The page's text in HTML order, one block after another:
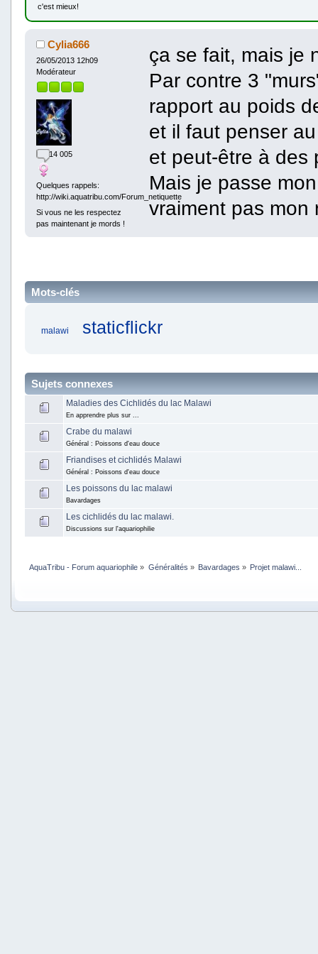
c'est mieux!
Cylia666
26/05/2013 12h09
Modérateur
14 005
Quelques rappels:
http://wiki.aquatribu.com/Forum_netiquette
Si vous ne les respectez
pas maintenant je mords !
ça se fait, mais je
Par contre 3
rapport au poids
et il faut penser
et peut-être à des
Mais je passe
vraiment pas mon
Mots-clés
malawi staticflickr
Sujets connexes
Maladies des Cichlidés du lac Malawi
En apprendre plus sur ...
Crabe du malawi
Général : Poissons d'eau douce
Friandises et cichlidés Malawi
Général : Poissons d'eau douce
Les poissons du lac malawi
Bavardages
Les cichlidés du lac malawi.
Discussions sur l'aquariophilie
AquaTribu - Forum aquariophile » Généralités » Bavardages » Projet malawi...